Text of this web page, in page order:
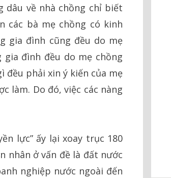
dâu về nhà chồng chỉ biết
các bà mẹ chồng có kinh
gia đình cũng đều do mẹ
đình đều do mẹ chồng
đều phải xin ý kiến của mẹ
làm. Do đó, việc các nàng
lực” ấy lại xoay trục 180
nhân ở vấn đề là đất nước
nghiệp nước ngoài đến